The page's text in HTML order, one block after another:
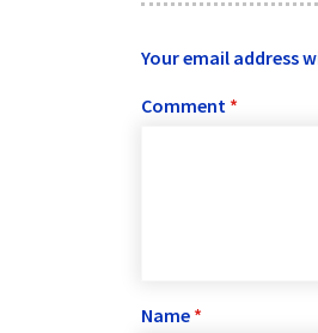
Your email address
Comment *
Name *